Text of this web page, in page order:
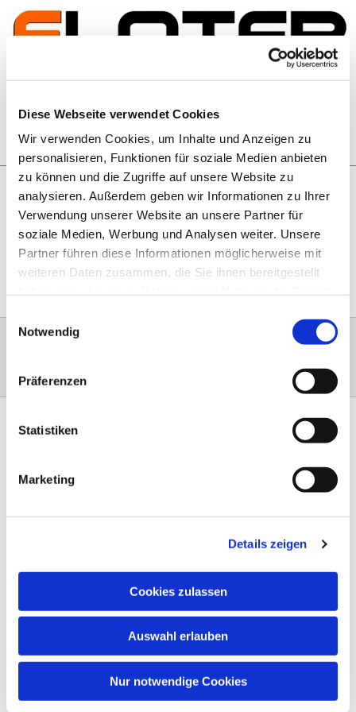
Diese Webseite verwendet Cookies
Wir verwenden Cookies, um Inhalte und Anzeigen zu
personalisieren, Funktionen für soziale Medien anbieten
zu können und die Zugriffe auf unsere Website zu
analysieren. Außerdem geben wir Informationen zu Ihrer
Verwendung unserer Website an unsere Partner für
soziale Medien, Werbung und Analysen weiter. Unsere
Partner führen diese Informationen möglicherweise mit
weiteren Daten zusammen, die Sie ihnen bereitgestellt
Einwilligungsauswahl
Notwendig
Präferenzen
Statistiken
Marketing
Details zeigen
Cookies zulassen
Auswahl erlauben
Nur notwendige Cookies
Zum Inhalt springen
Artikelsuche
Rechtliches
Hier geht es zu unserenAGB , zumWiderrufsrecht, zum
Impressum und zu unseremDatenschutz.
0151 68134038
Datenschutz
AGB
Widerruf